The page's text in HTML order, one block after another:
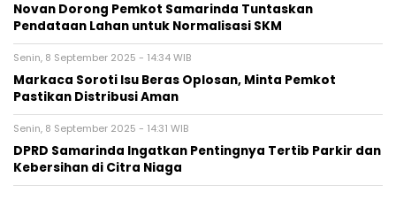
Novan Dorong Pemkot Samarinda Tuntaskan
Pendataan Lahan untuk Normalisasi SKM
Senin, 8 September 2025 - 14:34 WIB
Markaca Soroti Isu Beras Oplosan, Minta Pemkot
Pastikan Distribusi Aman
Senin, 8 September 2025 - 14:31 WIB
DPRD Samarinda Ingatkan Pentingnya Tertib Parkir dan
Kebersihan di Citra Niaga